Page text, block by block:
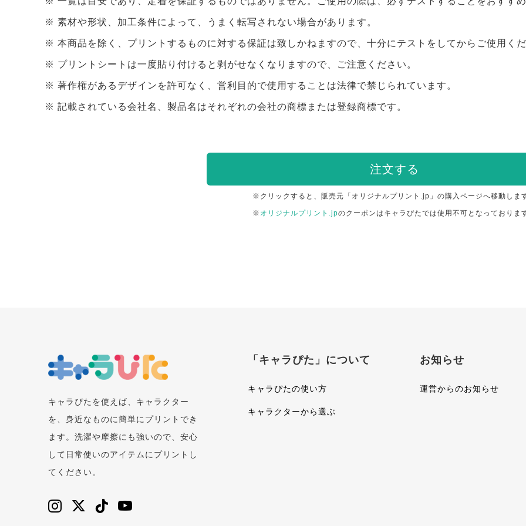
素材や形状、加工条件によって、うまく転写されない場合があります。
本商品を除く、プリントするものに対する保証は致しかねますので、十分にテストをしてからご使用くだ
プリントシートは一度貼り付けると剥がせなくなりますので、ご注意ください。
著作権があるデザインを許可なく、営利目的で使用することは法律で禁じられています。
記載されている会社名、製品名はそれぞれの会社の商標または登録商標です。
注文する
※クリックすると、販売元「オリジナルプリント.jp」の購入ページへ移動しま
※ オリジナルプリント.jpのクーポンはキャラぴたでは使用不可となっておりま
キャラぴたを使えば、キャラクター
を、身近なものに簡単にプリントでき
ます。洗濯や摩擦にも強いので、安心
して日常使いのアイテムにプリントし
てください。
「キャラぴた」について
キャラぴたの使い方
キャラクターから選ぶ
お知らせ
運営からのお知らせ